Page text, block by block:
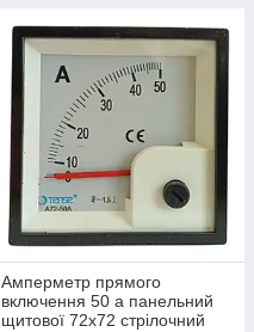
Амперметр прямого
включення 50 а панельний
щитової 72х72 стрілочний